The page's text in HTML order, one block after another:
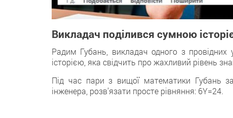
Викладач поділився сумною
Радим Губань, викладач одного з провідних
історією, яка свідчить про жахливий рівень
Під час пари з вищої математики Губань
інженера, розв’язати просте рівняння: 6Y=24.